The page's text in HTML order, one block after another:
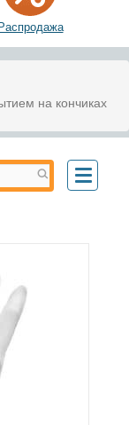
Распродажа
на кончиках
Toggle